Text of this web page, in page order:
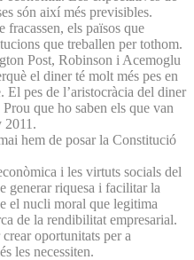
són així més previsibles.
fracassen, els països que
que treballen per tothom.
Post, Robinson i Acemoglu
el diner té molt més pes en
El pes de l’aristocràcia del diner
que ho saben els que van
2011.
hem de posar la Constitució
i les virtuts socials del
generar riquesa i facilitar la
el nucli moral que legitima
de la rendibilitat empresarial.
oportunitats per a
les necessiten.